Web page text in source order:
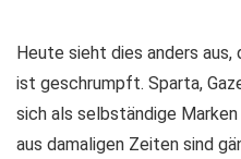
Heute sieht dies anders aus,
ist geschrumpft. Sparta,
sich als selbständige
aus damaligen Zeiten sind